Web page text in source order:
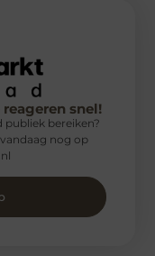
snel!
publiek bereiken?
nog op